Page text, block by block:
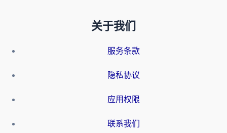
关于我们
服务条款
隐私协议
应用权限
联系我们